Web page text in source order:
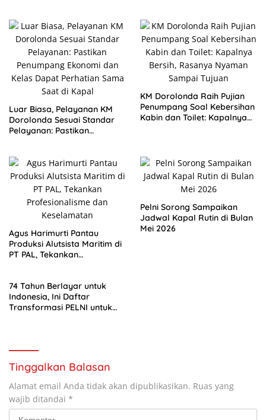
Indonesi
Laut Nusantara
Luar Biasa, Pelayanan KM
Dorolonda Sesuai Standar
Pelayanan: Pastikan
Saat di Kapal
KM Dorolonda Raih Pujian
Penumpang Soal Kebersihan
Kabin dan Toilet: Kapalnya
Agus Harimurti Pantau
Produksi Alutsista Maritim di
PT PAL, Tekankan
Pelni Sorong Sampaikan
Jadwal Kapal Rutin di Bulan
Mei 2026
74 Tahun Berlayar untuk
Indonesia, Ini Daftar
Transformasi PELNI untuk
Tinggalkan Balasan
Alamat email Anda tidak akan dipublikasikan. Ruas yang
wajib ditandai *